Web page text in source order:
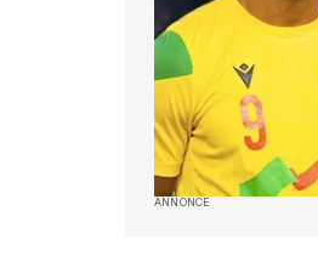
ANNONCE